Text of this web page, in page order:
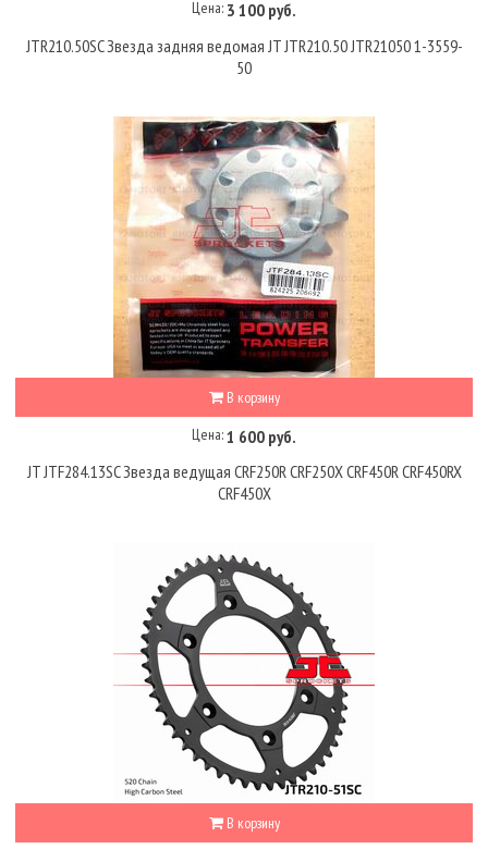
Цена: 3 100 руб.
JTR210.50SC Звезда задняя ведомая JT JTR210.50 JTR21050 1-3559-
50
В корзину
Цена:1 600 руб.
JT JTF284.13SC Звезда ведущая CRF250R CRF250X CRF450R CRF450RX
CRF450X
В корзину